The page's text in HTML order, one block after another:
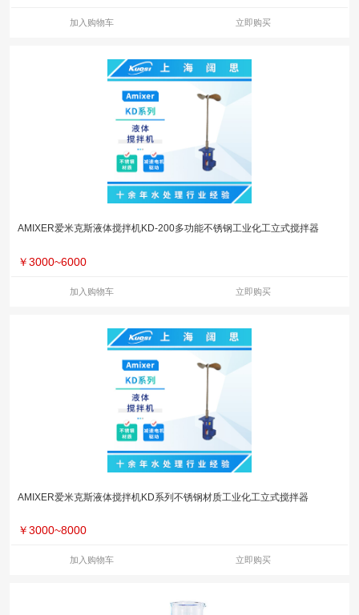
加入购物车 立即购买
AMIXER爱米克斯液体搅拌机KD-200多功能不锈钢工业化工立式搅拌器
￥3000~6000
加入购物车 立即购买
AMIXER爱米克斯液体搅拌机KD系列不锈钢材质工业化工立式搅拌器
￥3000~8000
加入购物车 立即购买